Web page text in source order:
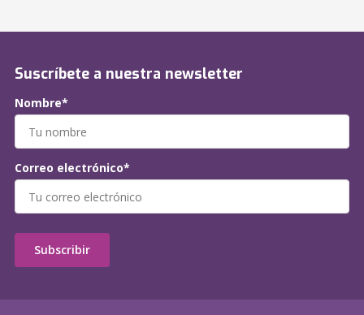
Suscríbete a nuestra newsletter
Nombre*
Correo electrónico*
Subscribir